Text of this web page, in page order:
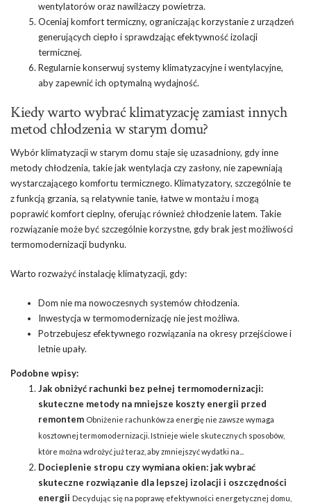
wentylatorów oraz nawilżaczy powietrza.
Oceniaj komfort termiczny, ograniczając korzystanie z urządzeń
generujących ciepło i sprawdzając efektywność izolacji
termicznej.
Regularnie konserwuj systemy klimatyzacyjne i wentylacyjne,
aby zapewnić ich optymalną wydajność.
Kiedy warto wybrać klimatyzację zamiast innych
metod chłodzenia w starym domu?
Wybór klimatyzacji w starym domu staje się uzasadniony, gdy inne
metody chłodzenia, takie jak wentylacja czy zasłony, nie zapewniają
wystarczającego komfortu termicznego. Klimatyzatory, szczególnie te
z funkcją grzania, są relatywnie tanie, łatwe w montażu i mogą
poprawić komfort cieplny, oferując również chłodzenie latem. Takie
rozwiązanie może być szczególnie korzystne, gdy brak jest możliwości
termomodernizacji budynku.
Warto rozważyć instalację klimatyzacji, gdy:
Dom nie ma nowoczesnych systemów chłodzenia.
Inwestycja wtermomodernizacjęnie jest możliwa.
Potrzebujesz efektywnego rozwiązania na okresy przejściowe i
letnie upały.
Podobne wpisy:
Jak obniżyć rachunki bez pełnej termomodernizacji:
skuteczne metody na mniejsze koszty energii przed
remontem Obniżenie rachunków za energię nie zawsze wymaga
kosztownej termomodernizacji. Istnieje wiele skutecznych sposobów,
które można wdrożyć już teraz, aby zmniejszyć wydatki na...
Docieplenie stropu czy wymiana okien: jak wybrać
skuteczne rozwiązanie dla lepszej izolacji i oszczędności
energii Decydując się na poprawę efektywności energetycznej domu,